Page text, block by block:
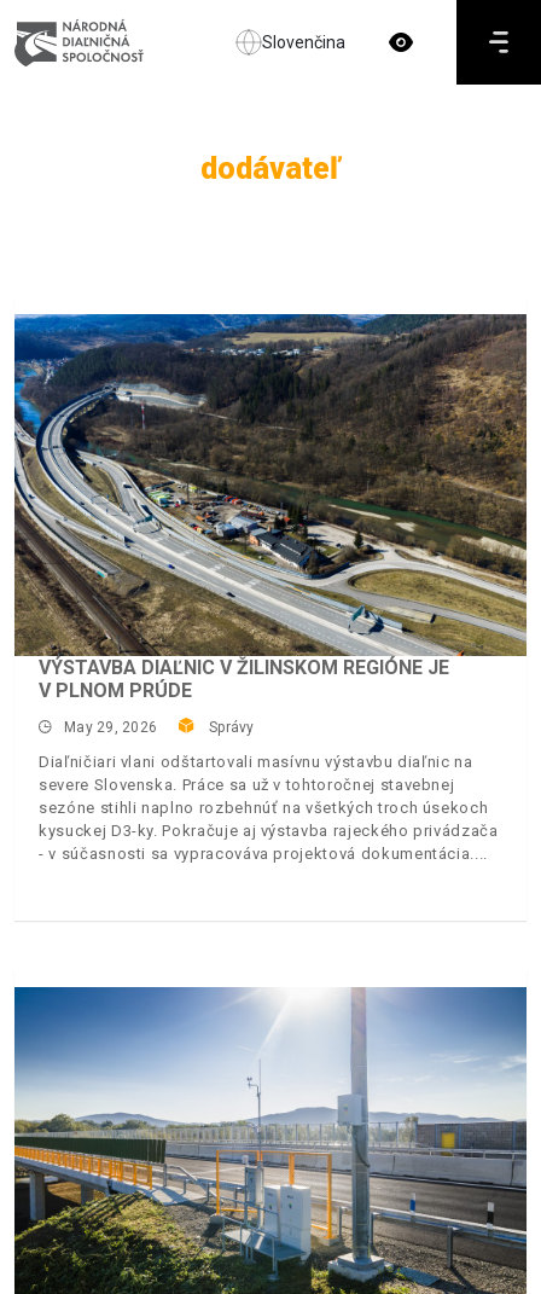
Slovenčina
dodávateľ
VÝSTAVBA DIAĽNIC V ŽILINSKOM REGIÓNE JE
V PLNOM PRÚDE
May 29, 2026 Správy
Diaľničiari vlani odštartovali masívnu výstavbu diaľnic na
severe Slovenska. Práce sa už v tohtoročnej stavebnej
sezóne stihli naplno rozbehnúť na všetkých troch úsekoch
kysuckej D3-ky. Pokračuje aj výstavba rajeckého privádzača
- v súčasnosti sa vypracováva projektová dokumentácia.